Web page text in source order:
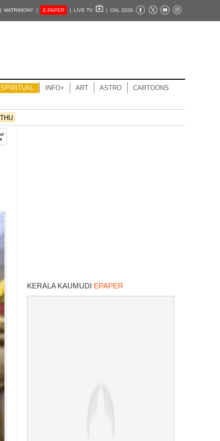
MATRIMONY | E-PAPER | LIVE TV | CAL 2026
SPIRITUAL INFO+ ART ASTRO CARTOONS
KERALA KAUMUDI EPAPER